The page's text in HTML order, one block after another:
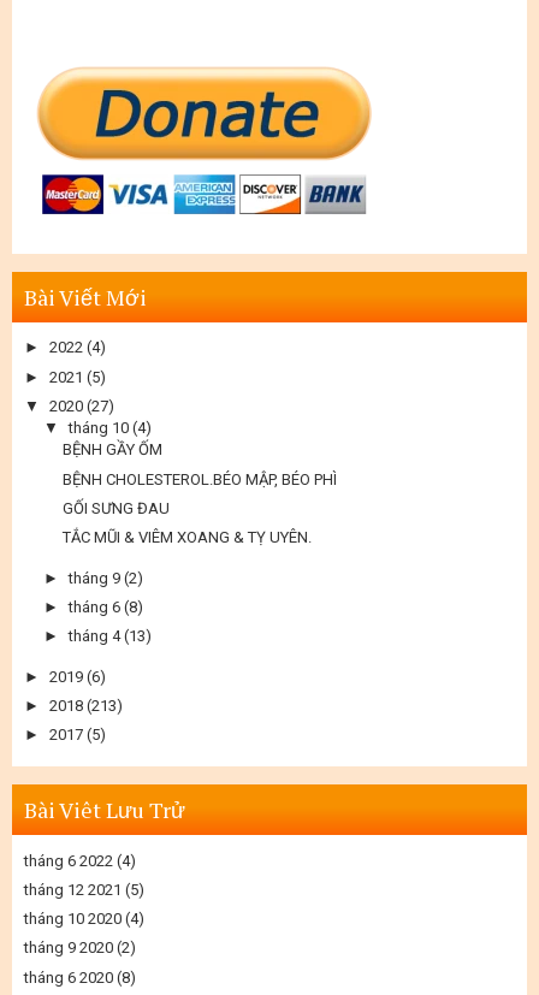
Bài Viết Mới
► 2022 (4)
► 2021 (5)
▼
2020 (27)
▼
tháng 10 (4)
BỆNH GẦY ỐM
BỆNH CHOLESTEROL.BÉO MẬP, BÉO PHÌ
GỐI SƯNG ĐAU
TẮC MŨI & VIÊM XOANG & TỴ UYÊN.
►tháng 9 (2)
►tháng 6 (8)
►tháng 4 (13)
► 2019 (6)
► 2018 (213)
► 2017 (5)
Bài Viêt Lưu Trử
tháng 6 2022 (4)
tháng 12 2021 (5)
tháng 10 2020 (4)
tháng 9 2020 (2)
tháng 6 2020 (8)